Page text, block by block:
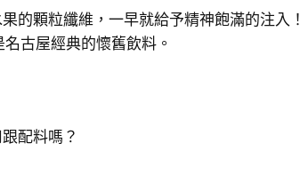
的顆粒纖維，一早就給予精神飽滿的注入！
古屋經典的懷舊飲料。
配料嗎？